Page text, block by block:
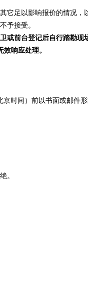
它足以影响报价的情况
予接受。
或前台登记后自行踏勘现
效响应处理。
京时间）前以书面或邮件
。